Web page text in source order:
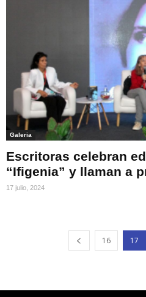
Galeria
Escritoras celebran
“Ifigenia” y llaman a
17 julio, 2024
16 17